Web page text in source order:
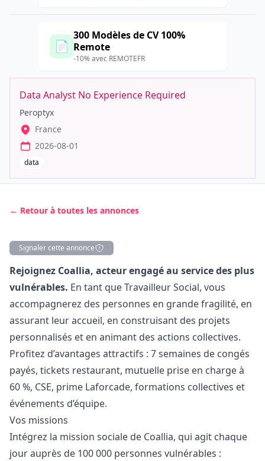
📄
300 Modèles de CV 100%
Remote
-10% avec REMOTEFR
Data Analyst No Experience Required
Peroptyx
France
2026-08-01
data
← Retour à toutes les annonces
Signaler cette annonce
Description
Rejoignez Coallia, acteur engagé au service des plus
vulnérables. En tant que Travailleur Social, vous
accompagnerez des personnes en grande fragilité, en
assurant leur accueil, en construisant des projets
personnalisés et en animant des actions collectives.
Profitez d’avantages attractifs : 7 semaines de congés
payés, tickets restaurant, mutuelle prise en charge à
60 %, CSE, prime Laforcade, formations collectives et
événements d’équipe.
Vos missions
Intégrez la mission sociale de Coallia, qui agit chaque
jour auprès de 100 000 personnes vulnérables :